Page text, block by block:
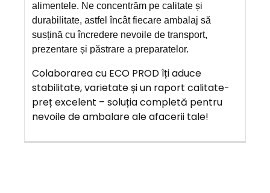
alimentele. Ne concentrăm pe calitate și
durabilitate, astfel încât fiecare ambalaj să
susțină cu încredere nevoile de transport,
prezentare și păstrare a preparatelor.
Colaborarea cu ECO PROD îți aduce
stabilitate, varietate și un raport calitate-
preț excelent – soluția completă pentru
nevoile de ambalare ale afacerii tale!